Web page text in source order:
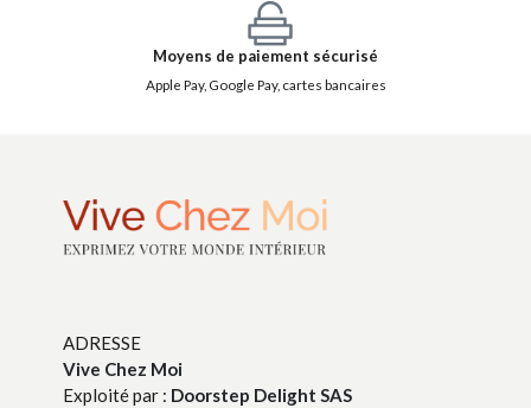
Moyens de paiement sécurisé
Apple Pay, Google Pay, cartes bancaires
ADRESSE
Vive Chez Moi
Exploité par : Doorstep Delight SAS